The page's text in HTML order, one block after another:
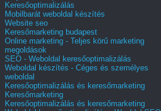
Keresőoptimalizálás
Mobilbarát weboldal készítés
Website seo
Keresőmarketing budapest
Online marketing - Teljes körű marketing
megoldások
SEO - Weboldal keresőoptimalizálás
Weboldal készítés - Céges és személyes
weboldal
Keresőoptimalizálás és keresőmarketing
Keresőmarketing
Keresőoptimalizálás és keresőmarketing